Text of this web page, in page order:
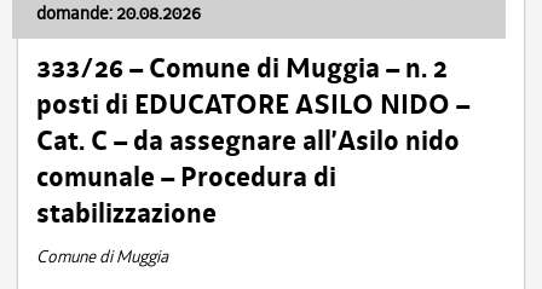
domande: 20.08.2026
333/26 – Comune di Muggia – n. 2
posti di EDUCATORE ASILO NIDO –
Cat. C – da assegnare all’Asilo nido
comunale – Procedura di
stabilizzazione
Comune di Muggia